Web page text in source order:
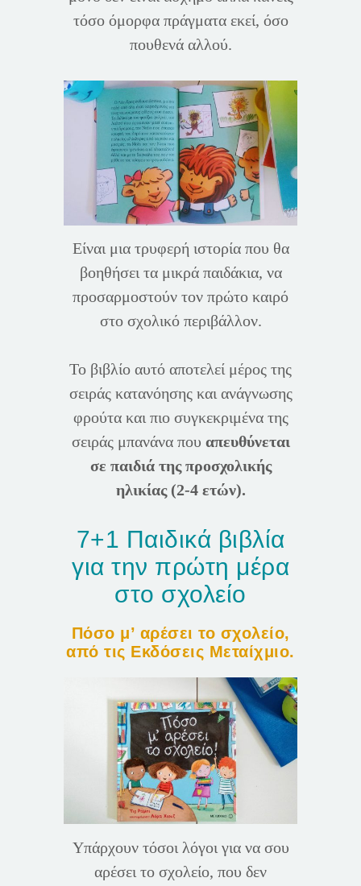
τόσο όμορφα πράγματα εκεί, όσο
πουθενά αλλού.
Είναι μια τρυφερή ιστορία που θα
βοηθήσει τα μικρά παιδάκια, να
προσαρμοστούν τον πρώτο καιρό
στο σχολικό περιβάλλον.
Το βιβλίο αυτό αποτελεί μέρος της
σειράς κατανόησης και ανάγνωσης
φρούτα και πιο συγκεκριμένα της
σειράς μπανάνα που απευθύνεται
σε παιδιά της προσχολικής
ηλικίας (2-4 ετών).
7+1 Παιδικά βιβλία
για την πρώτη μέρα
στο σχολείο
Πόσο μ’ αρέσει το σχολείο,
από τις Εκδόσεις Μεταίχμιο.
Υπάρχουν τόσοι λόγοι για να σου
αρέσει το σχολείο, που δεν